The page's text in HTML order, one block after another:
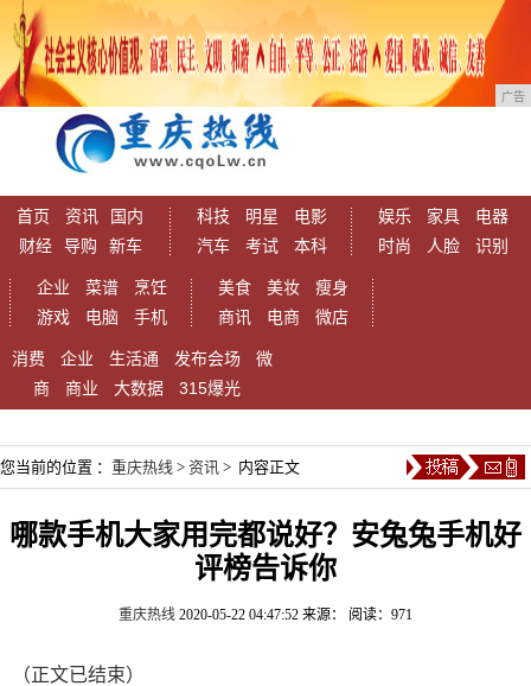
广告
首页 资讯
国内
财经
导购 新车
科技 明星
电影
汽车
考试 本科
娱乐 家具
电器
时尚
人脸 识别
企业 菜谱
烹饪
游戏
电脑 手机
美食 美妆
瘦身
商讯
电商 微店
消费 企业 生活通 发布会场
微
商
商业 大数据 315爆光
您当前的位置 ： 重庆热线 > 资讯 > 内容正文
哪款手机大家用完都说好？安兔兔手机好
评榜告诉你
重庆热线 2020-05-22 04:47:52 来源： 阅读：971
（正文已结束）